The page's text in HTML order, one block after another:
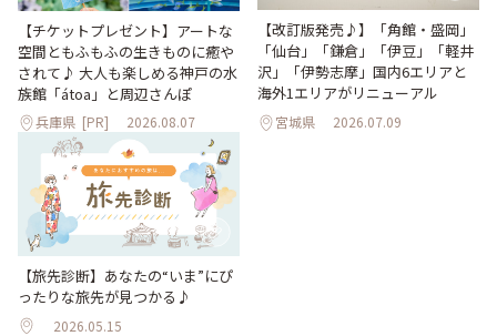
【チケットプレゼント】アートな
空間ともふもふの生きものに癒や
されて♪ 大人も楽しめる神戸の水
族館「átoa」と周辺さんぽ
兵庫県 [PR] 2026.08.07
【改訂版発売♪】「角館・盛岡」
「仙台」「鎌倉」「伊豆」「軽井
沢」「伊勢志摩」国内6エリアと
海外1エリアがリニューアル
宮城県 2026.07.09
【旅先診断】あなたの“いま”にぴ
ったりな旅先が見つかる♪
2026.05.15